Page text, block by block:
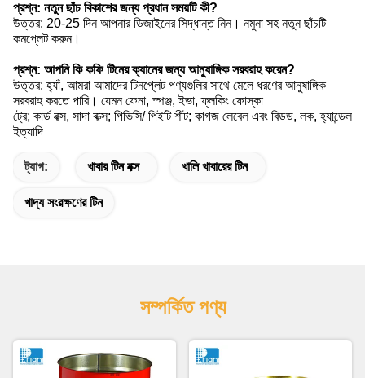
প্রশ্ন: নতুন ছাঁচ বিকাশের জন্য প্রধান সময়টি কী?
উত্তর: 20-25 দিন আপনার ডিজাইনের সিদ্ধান্ত নিন। নমুনা সহ নতুন ছাঁচটি
কমপ্লেট করুন।
প্রশ্ন: আপনি কি কফি টিনের ক্যানের জন্য আনুষাঙ্গিক সরবরাহ করেন?
উত্তর: হ্যাঁ, আমরা আমাদের টিনপ্লেট পণ্যগুলির সাথে মেলে ধরণের আনুষাঙ্গিক
সরবরাহ করতে পারি। যেমন ফেনা, স্পঞ্জ, ইভা, ফ্লকিং ফোস্কা
ট্রে; কার্ড বক্স, সাদা বাক্স; পিভিসি/ পিইটি শীট; কাগজ লেবেল এবং বিডড, লক, হ্যান্ডেল
ইত্যাদি
ট্যাগ: খাবার টিন বক্স খালি খাবারের টিন
খাদ্য সংরক্ষণের টিন
সম্পর্কিত পণ্য